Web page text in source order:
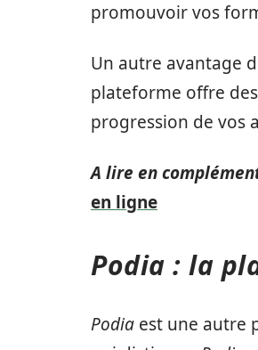
promouvoir vos
Un autre avantage
plateforme offre
progression de vos
A lire en
en ligne
Podia : la
Podia est une autre